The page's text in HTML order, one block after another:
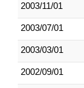
2003/11/01
2003/07/01
2003/03/01
2002/09/01